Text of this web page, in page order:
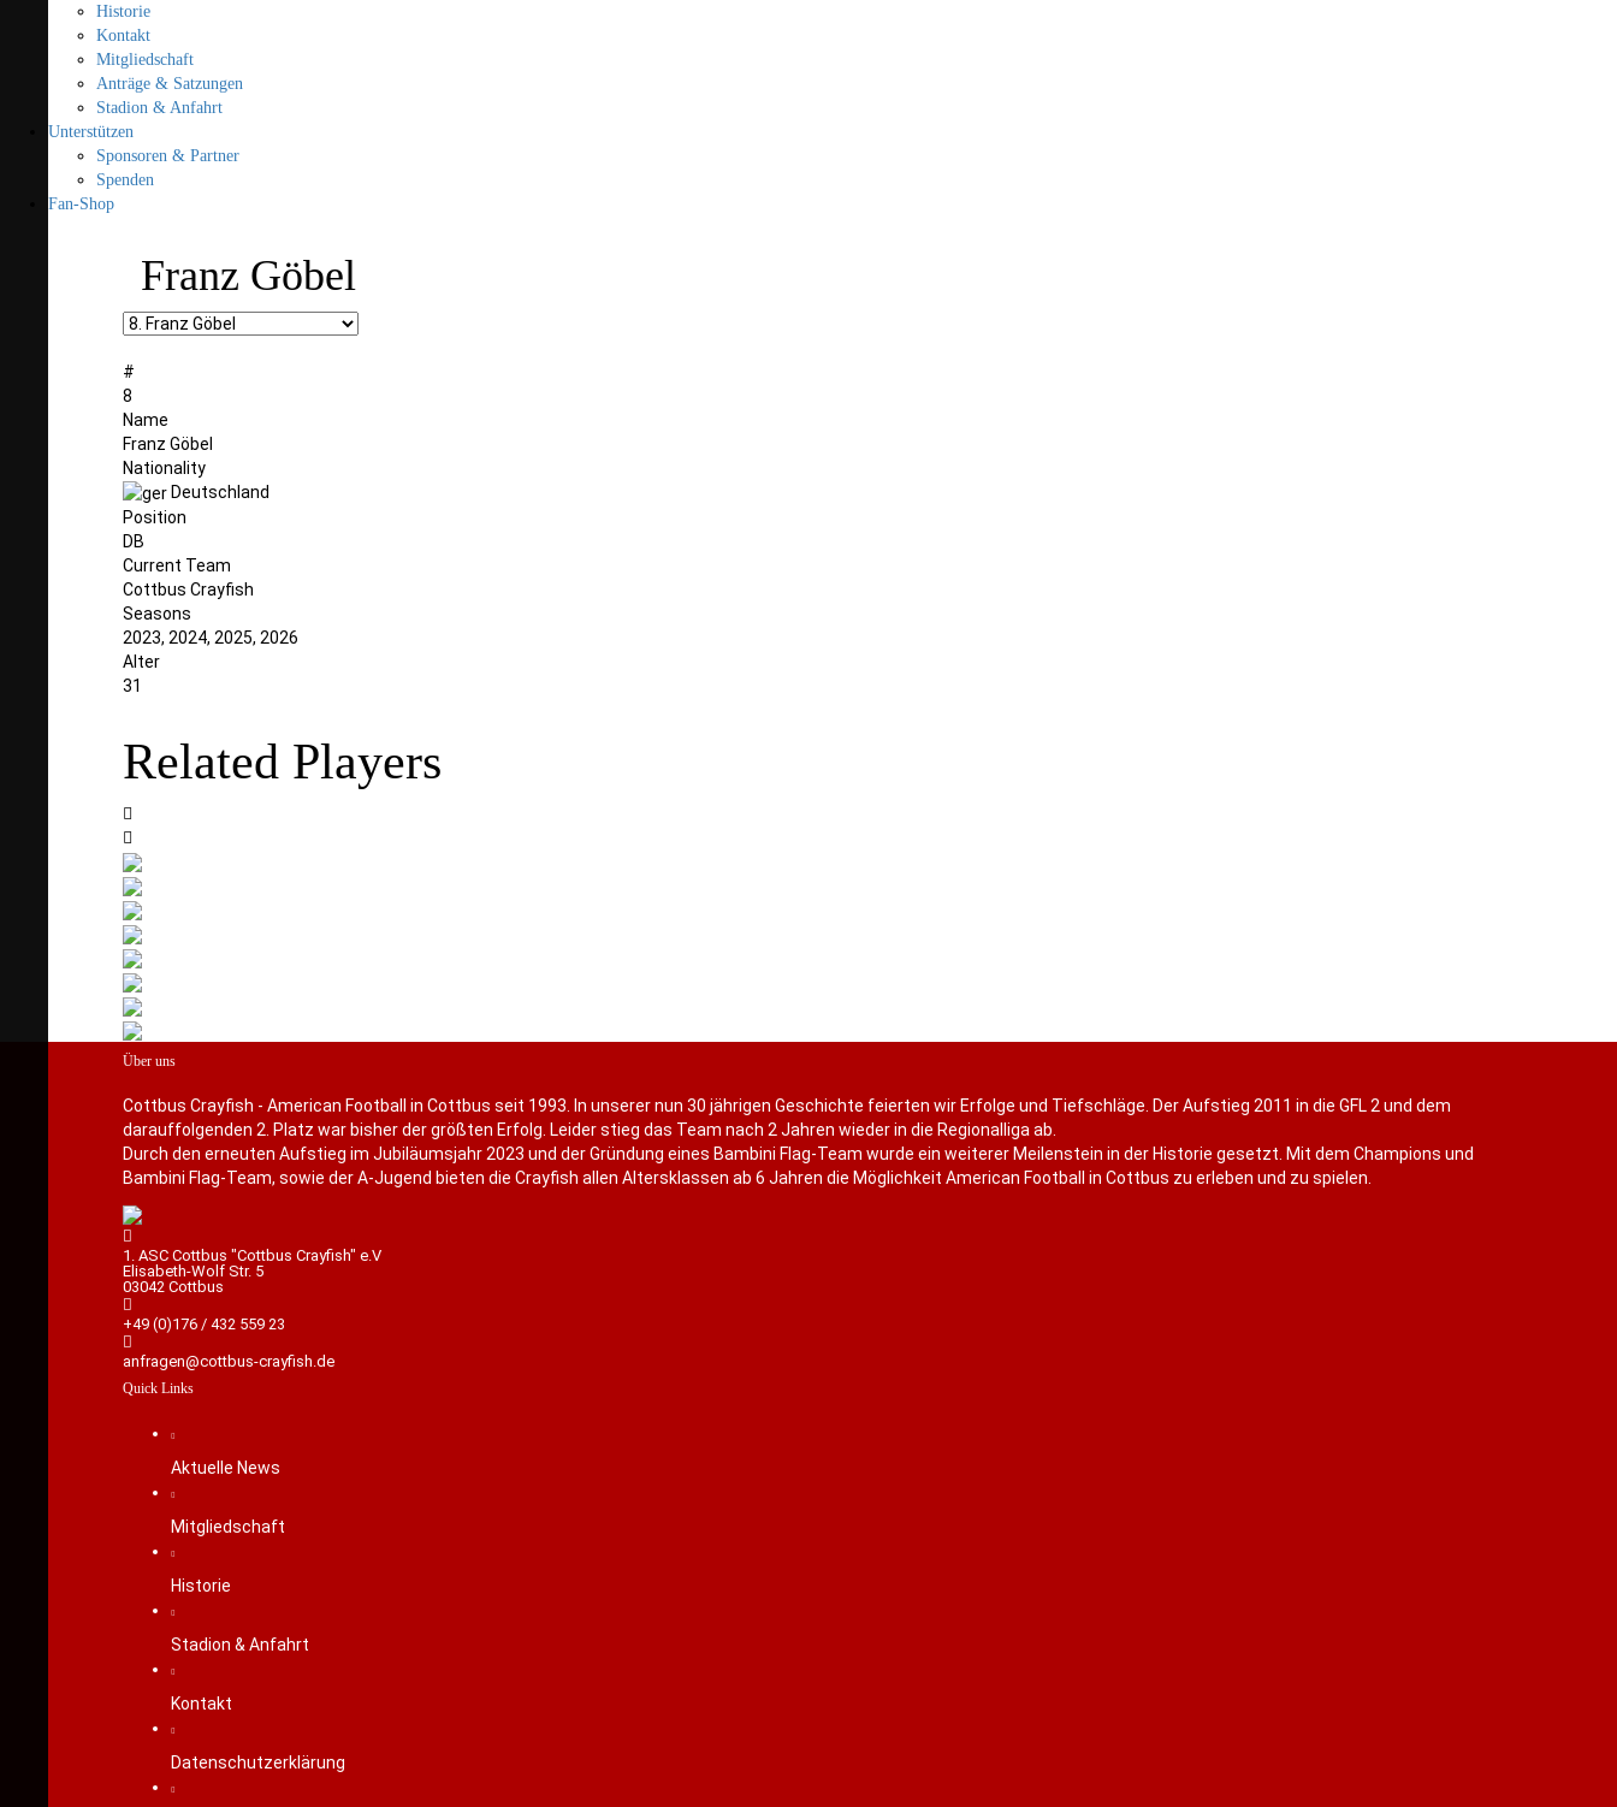
Historie
Kontakt
Mitgliedschaft
Anträge & Satzungen
Stadion & Anfahrt
Unterstützen
Sponsoren & Partner
Spenden
Fan-Shop
Franz Göbel
#
8
Name
Franz Göbel
Nationality
Deutschland
Position
DB
Current Team
Cottbus Crayfish
Seasons
2023, 2024, 2025, 2026
Alter
31
Related Players
Über uns
Cottbus Crayfish - American Football in Cottbus seit 1993. In unserer nun 30 jährigen Geschichte feierten wir Erfolge und Tiefschläge. Der Aufstieg 2011 in die GFL 2 und dem
darauffolgenden 2. Platz war bisher der größten Erfolg. Leider stieg das Team nach 2 Jahren wieder in die Regionalliga ab.
Durch den erneuten Aufstieg im Jubiläumsjahr 2023 und der Gründung eines Bambini Flag-Team wurde ein weiterer Meilenstein in der Historie gesetzt. Mit dem Champions und
Bambini Flag-Team, sowie der A-Jugend bieten die Crayfish allen Altersklassen ab 6 Jahren die Möglichkeit American Football in Cottbus zu erleben und zu spielen.
1. ASC Cottbus "Cottbus Crayfish" e.V
Elisabeth-Wolf Str. 5
03042 Cottbus
+49 (0)176 / 432 559 23
anfragen@cottbus-crayfish.de
Quick Links
Aktuelle News
Mitgliedschaft
Historie
Stadion & Anfahrt
Kontakt
Datenschutzerklärung